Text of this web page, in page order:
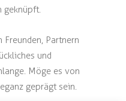
geknüpft.
Partnern
und
Möge es von
geprägt sein.